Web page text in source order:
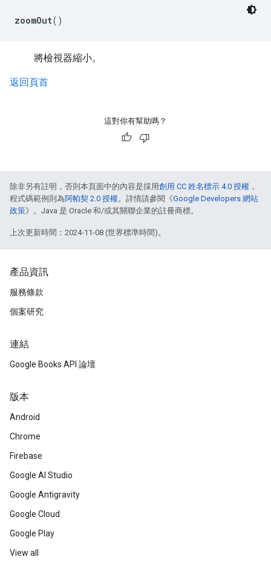
zoomOut()
將檢視器縮小。
返回頁首
這對你有幫助嗎？
除非另有註明，否則本頁面中的內容是採用創用 CC 姓名標示 4.0 授權 ，
程式碼範例則為阿帕契 2.0 授權。詳情請參閱《Google Developers 網站
政策》。Java 是 Oracle 和/或其關聯企業的註冊商標。
上次更新時間：2024-11-08 (世界標準時間)。
產品資訊
服務條款
個案研究
連結
Google Books API 論壇
版本
Android
Chrome
Firebase
Google AI Studio
Google Antigravity
Google Cloud
Google Play
View all